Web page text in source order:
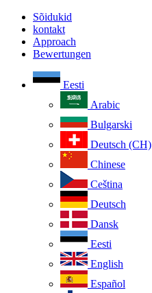
Sõidukid
kontakt
Approach
Bewertungen
Eesti
Arabic
Bulgarski
Deutsch (CH)
Chinese
Ceština
Deutsch
Dansk
Eesti
English
Español